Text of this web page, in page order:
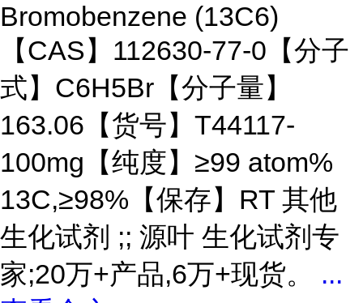
Bromobenzene (13C6)
【CAS】112630-77-0【分子
式】C6H5Br【分子量】
163.06【货号】T44117-
100mg【纯度】≥99 atom%
13C,≥98%【保存】RT 其他
生化试剂 ;; 源叶 生化试剂专
家;20万+产品,6万+现货。 ...